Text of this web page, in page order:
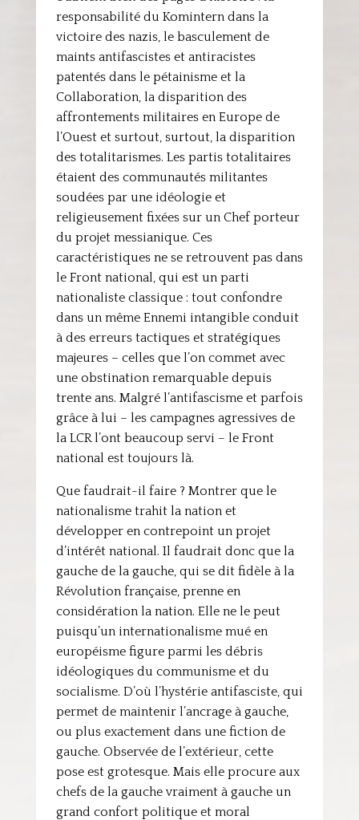
responsabilité du Komintern dans la
victoire des nazis, le basculement de
maints antifascistes et antiracistes
patentés dans le pétainisme et la
Collaboration, la disparition des
affrontements militaires en Europe de
l’Ouest et surtout, surtout, la disparition
des totalitarismes. Les partis totalitaires
étaient des communautés militantes
soudées par une idéologie et
religieusement fixées sur un Chef porteur
du projet messianique. Ces
caractéristiques ne se retrouvent pas dans
le Front national, qui est un parti
nationaliste classique : tout confondre
dans un même Ennemi intangible conduit
à des erreurs tactiques et stratégiques
majeures – celles que l’on commet avec
une obstination remarquable depuis
trente ans. Malgré l’antifascisme et parfois
grâce à lui – les campagnes agressives de
la LCR l’ont beaucoup servi – le Front
national est toujours là.
Que faudrait-il faire ? Montrer que le
nationalisme trahit la nation et
développer en contrepoint un projet
d’intérêt national. Il faudrait donc que la
gauche de la gauche, qui se dit fidèle à la
Révolution française, prenne en
considération la nation. Elle ne le peut
puisqu’un internationalisme mué en
européisme figure parmi les débris
idéologiques du communisme et du
socialisme. D’où l’hystérie antifasciste, qui
permet de maintenir l’ancrage à gauche,
ou plus exactement dans une fiction de
gauche. Observée de l’extérieur, cette
pose est grotesque. Mais elle procure aux
chefs de la gauche vraiment à gauche un
grand confort politique et moral